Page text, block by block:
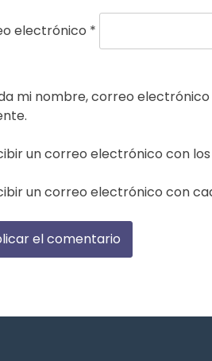
electrónico *
mi nombre, correo
un correo electrónico con
un correo electrónico con